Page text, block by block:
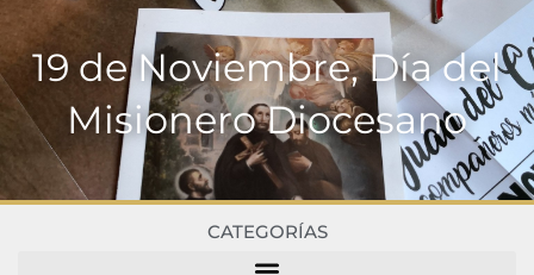
19 de Noviembre, Día del
Misionero Diocesano
CATEGORÍAS